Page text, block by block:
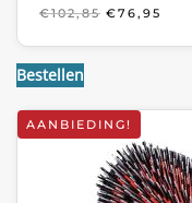
€102,85
WAS:
€76,95
IS:
Bestellen
AANBIEDING!